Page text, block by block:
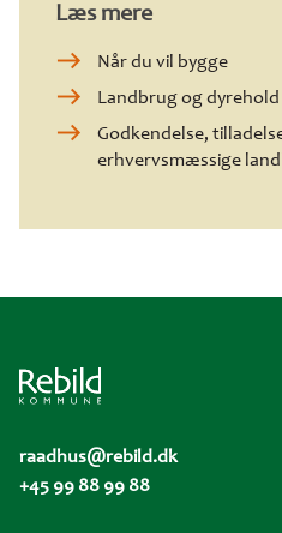
Læs mere
Når du vil bygge
Landbrug og dyrehold
Godkendelse,
erhvervsmæssige
raadhus@rebild.dk
+45 99 88 99 88